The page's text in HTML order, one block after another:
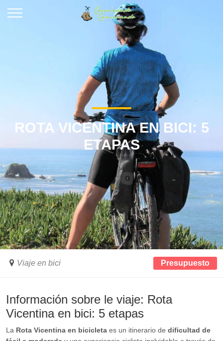
ROTA VICENTINA EN BICI: 5
ETAPAS
Viaje en bici Presupuesto
Información sobre le viaje: Rota
Vicentina en bici: 5 etapas
La Rota Vicentina en bicicleta es un itinerario de dificultad de